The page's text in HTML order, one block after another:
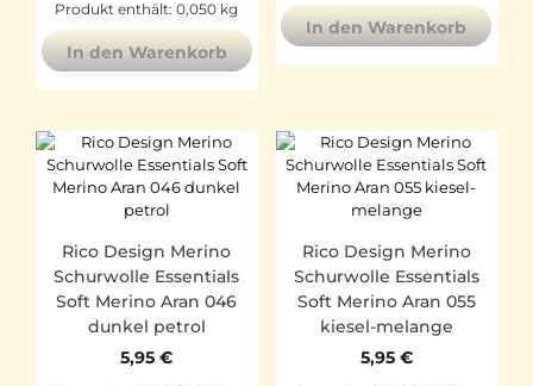
Produkt enthält: 0,050 kg
In den Warenkorb
In den Warenkorb
Rico Design Merino
Schurwolle Essentials
Soft Merino Aran 046
dunkel petrol
5,95€
Rico Design Merino
Schurwolle Essentials
Soft Merino Aran 055
kiesel-melange
5,95 €